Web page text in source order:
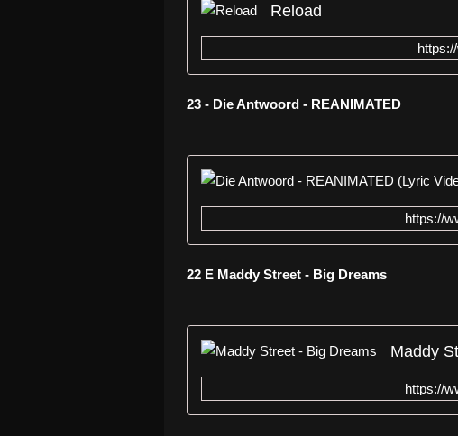
Reload
23 - Die Antwoord - REANIMATED
https://
22 E Maddy Street - Big Dreams
Maddy
https://